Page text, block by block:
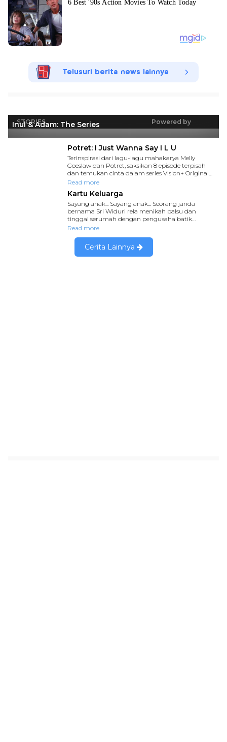
Telusuri berita news lainnya